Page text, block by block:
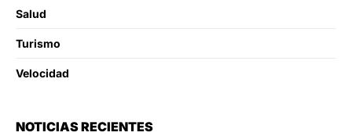
Salud
Turismo
Velocidad
NOTICIAS RECIENTES